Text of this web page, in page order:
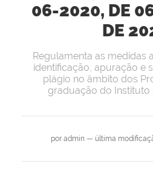
06-2020, DE
DE
por admin — última
Regulamenta as medidas
identificação, apuração e
plágio no âmbito dos
graduação do Instituto